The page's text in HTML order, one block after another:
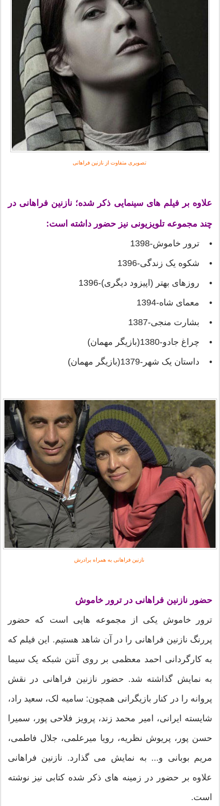
تصویری متفاوت از نازنین فراهانی
علاوه بر فیلم های سینمایی ذکر شده؛ نازنین فراهانی در
چند مجموعه تلویزیونی نیز حضور داشته است:
• ترور خاموش-1398
• شکوه یک زندگی-1396
• روزهای بهتر (اپیزود دیگری)-1396
• معمای شاه-1394
• بشارت منجی-1387
• چراغ جادو-1380(بازیگر مهمان)
• داستان یک شهر-1379(بازیگر مهمان)
نازنین فراهانی به همراه برادرش
حضور نازنین فراهانی در ترور خاموش
ترور خاموش یکی از مجموعه هایی است که حضور
پررنگ نازنین فراهانی را در آن شاهد هستیم. این فیلم که
به کارگردانی احمد معظمی بر روی آنتن شبکه یک سیما
به نمایش گذاشته شد. حضور نازنین فراهانی در نقش
پروانه را در کنار بازیگرانی همچون: سامیه لک، سعید راد،
شایسته ایرانی، امیر محمد زند، پرویز فلاحی پور، سمیرا
حسن پور، پریوش نظریه، رویا میرعلمی، جلال فاطمی،
مریم بوبانی و... به نمایش می گذارد. نازنین فراهانی
علاوه بر حضور در زمینه های ذکر شده کتابی نیز نوشته
است.